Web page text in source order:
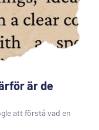
är de
att förstå vad en